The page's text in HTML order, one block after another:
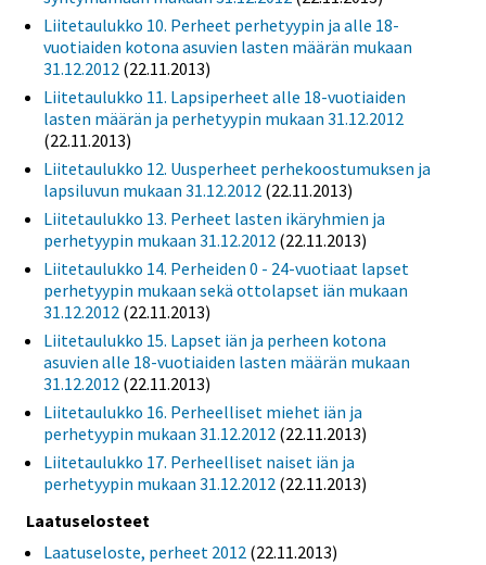
Liitetaulukko 10. Perheet perhetyypin ja alle 18-
vuotiaiden kotona asuvien lasten määrän mukaan
31.12.2012 (22.11.2013)
Liitetaulukko 11. Lapsiperheet alle 18-vuotiaiden
lasten määrän ja perhetyypin mukaan 31.12.2012
(22.11.2013)
Liitetaulukko 12. Uusperheet perhekoostumuksen ja
lapsiluvun mukaan 31.12.2012 (22.11.2013)
Liitetaulukko 13. Perheet lasten ikäryhmien ja
perhetyypin mukaan 31.12.2012 (22.11.2013)
Liitetaulukko 14. Perheiden 0 - 24-vuotiaat lapset
perhetyypin mukaan sekä ottolapset iän mukaan
31.12.2012 (22.11.2013)
Liitetaulukko 15. Lapset iän ja perheen kotona
asuvien alle 18-vuotiaiden lasten määrän mukaan
31.12.2012 (22.11.2013)
Liitetaulukko 16. Perheelliset miehet iän ja
perhetyypin mukaan 31.12.2012 (22.11.2013)
Liitetaulukko 17. Perheelliset naiset iän ja
perhetyypin mukaan 31.12.2012 (22.11.2013)
Laatuselosteet
Laatuseloste, perheet 2012 (22.11.2013)